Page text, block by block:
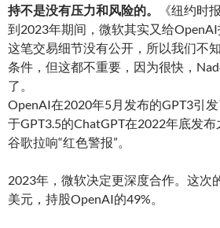
持不是没有压力和风险的。
《纽约时
到2023年期间，微软其实又给
这笔交易细节没有公开，所以我们不
条件，但这都不重要，因为很快，
了。
OpenAI在2020年5月发布的GPT3引
于GPT3.5的ChatGPT在2022年底发
谷歌拉响“红色警报”。
2023年，微软决定更深度合作。这次
美元，持股OpenAI的49%。